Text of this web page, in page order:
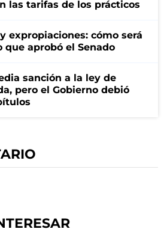
las tarifas de los prácticos
expropiaciones: cómo será
aprobó el Senado
sanción a la ley de
pero el Gobierno debió